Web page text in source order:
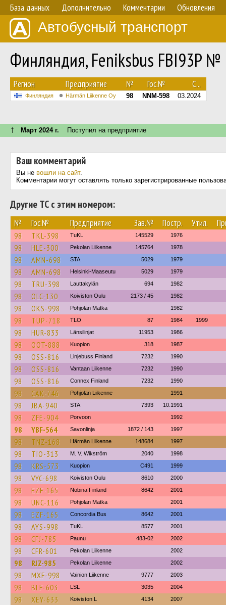
База данных Дополнительно Комментарии Обновления
Автобусный транспорт
Финляндия, Feniksbus FBI93P №
Регион Предприятие № Гос.№ С...
Финляндия Härmän Liikenne Oy 98 NNM-598 03.2024
↑ Март 2024 г. Поступил на предприятие
Ваш комментарий
Вы не вошли на сайт.
Комментарии могут оставлять только зарегистрированные
Другие ТС с этим номером:
№ Гос.№ Предприятие Зав.№ Постр. Утил.
98 TKL-398 TuKL 145529 1976
98 HLE-300 Pekolan Liikenne 145764 1978
98 AMN-698 STA 5029 1979
98 AMN-698 Helsinki-Maaseutu 5029 1979
98 TRU-398 Lauttakylän 694 1982
98 OLC-130 Koiviston Oulu 2173 / 45 1982
98 OKS-998 Pohjolan Matka 1982
98 TUP-718 TLO 87 1984 1999
98 HUR-833 Länsilinjat 11953 1986
98 OOT-888 Kuopion 318 1987
98 OSS-816 Linjebuss Finland 7232 1990
98 OSS-816 Vantaan Liikenne 7232 1990
98 OSS-816 Connex Finland 7232 1990
98 CAK-746 Pohjolan Liikenne 1991
98 JBA-940 STA 7393 10.1991
98 ZFE-904 Porvoon 1992
98 YBF-564 Savonlinja 1872 / 143 1997
98 TNZ-168 Härmän Liikenne 148684 1997
98 TIO-313 M. V. Wikström 2040 1998
98 KRS-573 Kuopion C491 1999
98 VYC-698 Koiviston Oulu 8610 2000
98 EZF-165 Nobina Finland 8642 2001
98 UNC-116 Pohjolan Matka 2001
98 EZF-165 Concordia Bus 8642 2001
98 AYS-998 TuKL 8577 2001
98 CFJ-785 Paunu 483-02 2002
98 CFR-601 Pekolan Liikenne 2002
98 RJZ-985 Pekolan Liikenne 2002
98 MXF-998 Vainion Liikenne 9777 2003
98 BLF-603 LSL 3035 2004
98 XEY-633 Koiviston L 4134 2007